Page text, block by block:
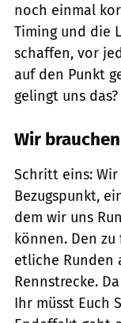
noch einmal
Timing und die
schaffen, vor
auf den Punkt
gelingt uns das?
Wir
Schritt eins:
Bezugspunkt,
dem wir uns
können. Den
etliche Runden
Rennstrecke.
Ihr müsst Euch